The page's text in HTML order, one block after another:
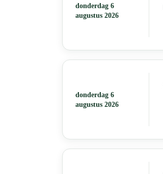
donderdag 6
augustus 2026
donderdag 6
augustus 2026